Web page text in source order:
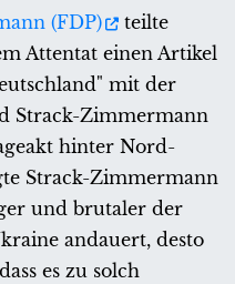
(FDP)
teilte
Attentat einen Artikel
mit der
Strack-Zimmermann
hinter Nord-
Strack-Zimmermann
und brutaler der
andauert, desto
es zu solch